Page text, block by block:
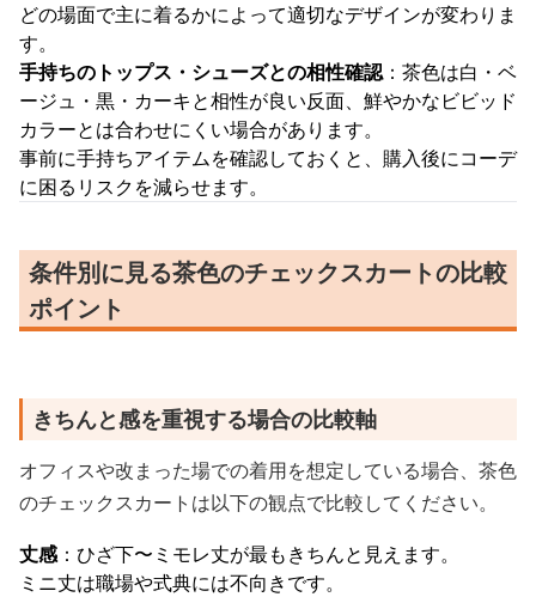
どの場面で主に着るかによって適切なデザインが変わりま
す。
手持ちのトップス・シューズとの相性確認：茶色は白・ベ
ージュ・黒・カーキと相性が良い反面、鮮やかなビビッド
カラーとは合わせにくい場合があります。
事前に手持ちアイテムを確認しておくと、購入後にコーデ
に困るリスクを減らせます。
条件別に見る茶色のチェックスカートの比較
ポイント
きちんと感を重視する場合の比較軸
オフィスや改まった場での着用を想定している場合、茶色
のチェックスカートは以下の観点で比較してください。
丈感：ひざ下〜ミモレ丈が最もきちんと見えます。
ミニ丈は職場や式典には不向きです。